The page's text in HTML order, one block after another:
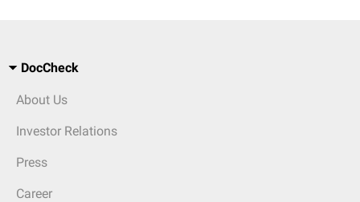
DocCheck
About Us
Investor Relations
Press
Career